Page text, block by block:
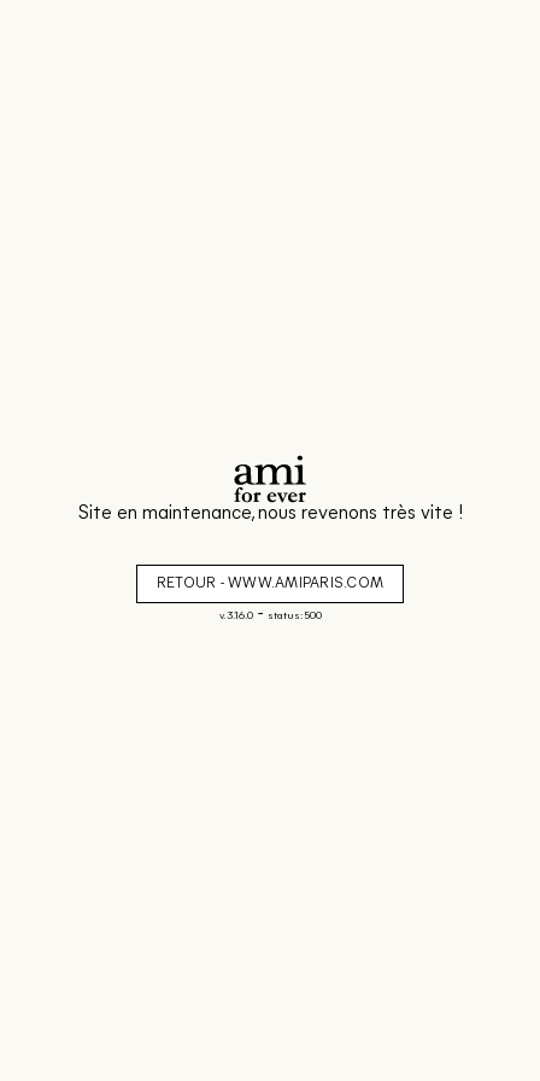
Site en maintenance, nous revenons très vite !
RETOUR - WWW.AMIPARIS.COM
v. 3.16.0- status: 500